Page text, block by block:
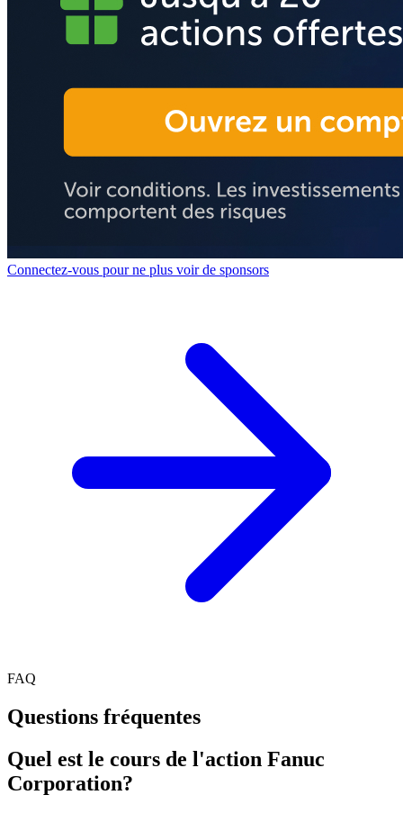
Connectez-vous pour ne plus voir de sponsors
FAQ
Questions fréquentes
Quel est le cours de l'action Fanuc
Corporation?